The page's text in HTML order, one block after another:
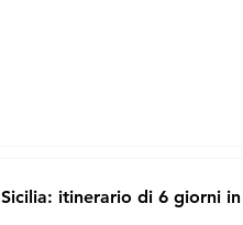
Sicilia: itinerario di 6 giorni